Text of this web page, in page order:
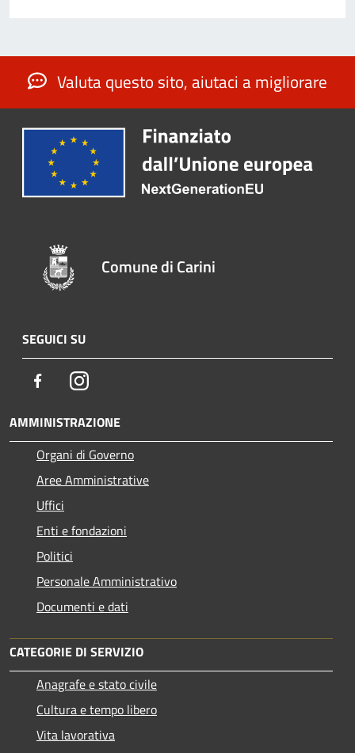
Valuta questo sito, aiutaci a migliorare
Comune di Carini
SEGUICI SU
FacebookInstagram
AMMINISTRAZIONE
Organi di Governo
Aree Amministrative
Uffici
Enti e fondazioni
Politici
Personale Amministrativo
Documenti e dati
CATEGORIE DI SERVIZIO
Anagrafe e stato civile
Cultura e tempo libero
Vita lavorativa